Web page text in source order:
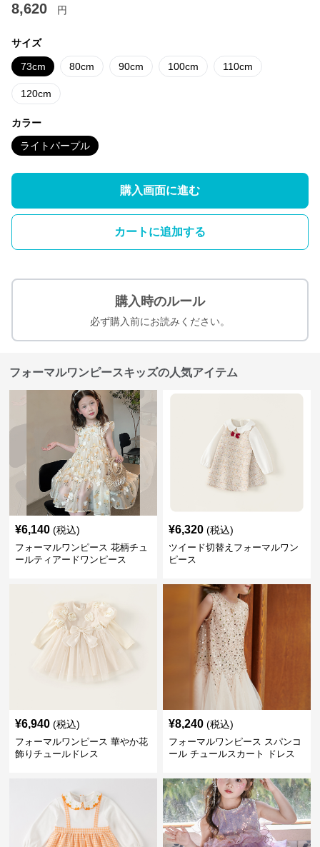
8,620 円
サイズ
73cm 80cm 90cm 100cm 110cm
120cm
カラー
ライトパープル
購入画面に進む
カートに追加する
購入時のルール
必ず購入前にお読みください。
フォーマルワンピースキッズの人気アイテム
¥6,140 (税込)
フォーマルワンピース 花柄チュ
ールティアードワンピース
¥6,320 (税込)
ツイード切替えフォーマルワン
ピース
¥6,940 (税込)
フォーマルワンピース 華やか花
飾りチュールドレス
¥8,240 (税込)
フォーマルワンピース スパンコ
ール チュールスカート ドレス